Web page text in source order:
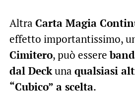
Altra Carta Magia
effetto importantissimo,
Cimitero, può essere
dal Deckuna qualsiasi
“Cubico” a scelta.